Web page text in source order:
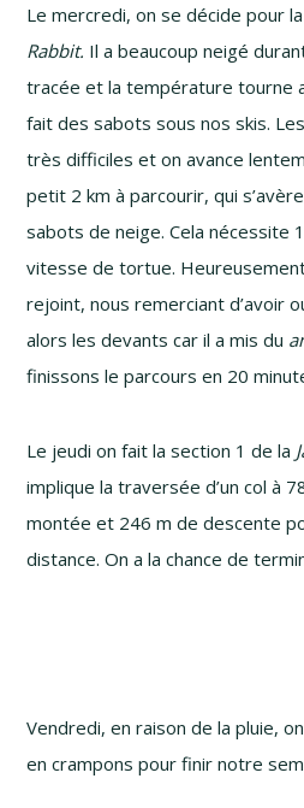
Le mercredi, on se décide pour
Rabbit. Il a beaucoup neigé
tracée et la température tourne
fait des sabots sous nos skis.
très difficiles et on avance
petit 2 km à parcourir, qui
sabots de neige. Cela nécessite
vitesse de tortue.
rejoint, nous remerciant d’avoir
alors les devants car il a mis du
finissons le parcours en 20
Le jeudi on fait la section 1 de la
implique la traversée d’un col à
montée et 246 m de descente
distance. On a la chance de
Vendredi, en raison de la pluie,
en crampons pour finir notre